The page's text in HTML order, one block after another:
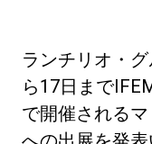
ランチリオ・
ら17日まで
で開催される
歴史
研究室紹介